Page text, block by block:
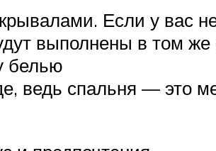
Если у вас
выполнены в том же
белью
ведь спальня — это